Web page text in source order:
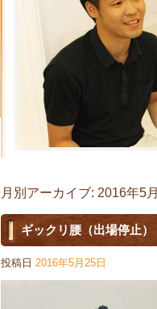
月別アーカイブ: 2016年5月
ギックリ腰（出場停止）
投稿日 2016年5月25日